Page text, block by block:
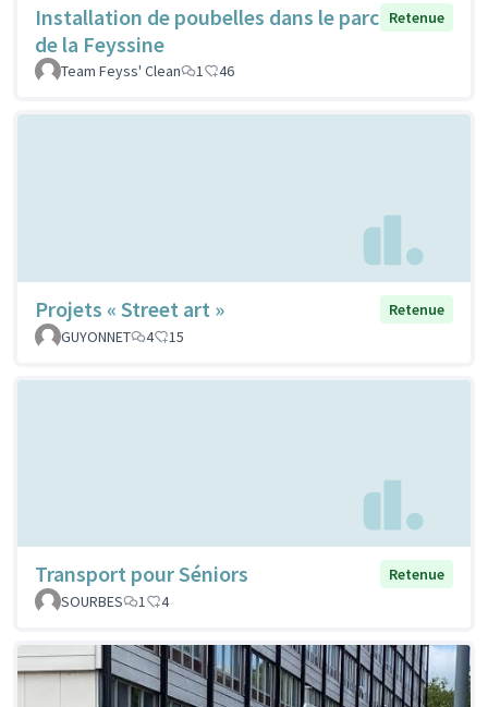
Installation de poubelles dans le parc
de la Feyssine
Retenue
Team Feyss' Clean 1 46
Projets « Street art »
Retenue
GUYONNET
4 15
Transport pour Séniors
Retenue
SOURBES
1 4